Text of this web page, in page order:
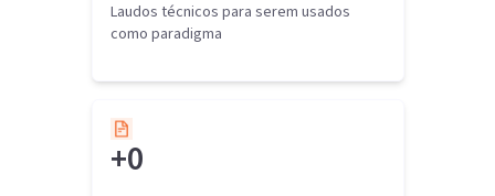
Laudos técnicos para serem usados
como paradigma
+0